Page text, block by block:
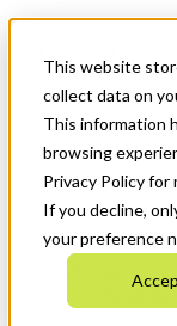
This website
collect data on
This information
browsing
Privacy Policy for
If you decline,
your preference
News & Events
Get Started
Menu
Who We Are